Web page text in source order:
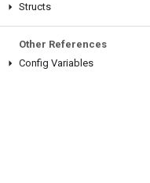
Structs
Other References
Config Variables